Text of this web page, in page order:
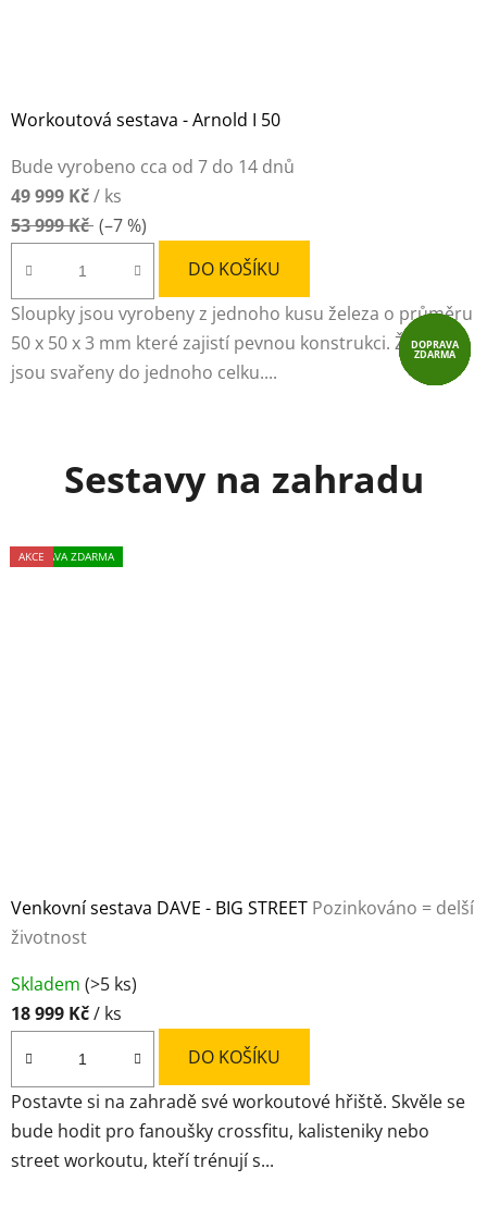
DOPRAVA
ZDARMA
DOPRAVA
ZDARMA
DOPRAVA
ZDARMA
DOPRAVA
ZDARMA
DOPRAVA
ZDARMA
DOPRAVA
ZDARMA
Workoutová sestava - Arnold I 50
hodnocení
produktu
je
5,0
z
5
hvězdiček.
Bude vyrobeno cca od 7 do 14 dnů
49 999 Kč/ ks
53 999 Kč (–7 %)
DO KOŠÍKU
Sloupky jsou vyrobeny z jednoho kusu železa o průměru
50 x 50 x 3 mm které zajistí pevnou konstrukci. Žebřiny
jsou svařeny do jednoho celku....
Sestavy na zahradu
Venkovní sestava DAVE - BIG STREET Pozinkováno = delší
životnost
hodnocení
produktu
4,3
z
5
hvězdiček.
Skladem (>5 ks)
18 999 Kč/ ks
DO KOŠÍKU
Postavte si na zahradě své workoutové hřiště. Skvěle se
bude hodit pro fanoušky crossfitu, kalisteniky nebo
street workoutu, kteří trénují s...
DOPRAVA ZDARMA
AKCE